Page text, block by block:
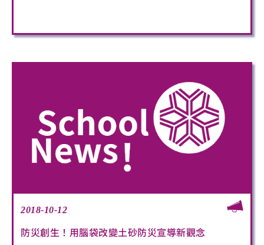
2018-10-12
防災創生！用腦袋改變土砂防災宣導新觀念